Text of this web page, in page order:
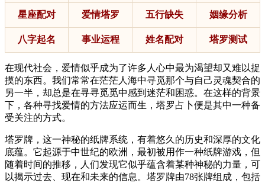
星座配对 爱情塔罗 五行缺失 姻缘分析
八字起名 事业运程 姓名配对 塔罗测试
在现代社会，爱情似乎成为了许多人心中最为渴望却又难以捉
摸的东西。我们常常在茫茫人海中寻觅那个与自己灵魂契合的
另一半，却总是在寻寻觅觅中感到迷茫和困惑。在这样的背景
下，各种寻找爱情的方法应运而生，塔罗占卜便是其中一种备
受关注的方式。
塔罗牌，这一神秘的纸牌系统，有着悠久的历史和深厚的文化
底蕴。它起源于中世纪的欧洲，最初被用作一种纸牌游戏，但
随着时间的推移，人们发现它似乎蕴含着某种神秘的力量，可
以揭示过去、现在和未来的信息。塔罗牌由78张牌组成，包括